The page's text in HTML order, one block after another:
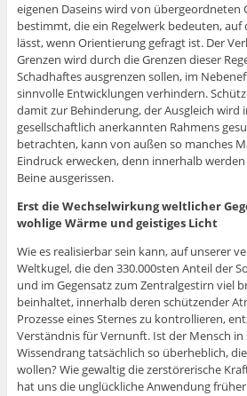
eigenen Daseins wird von übergeordneten
bestimmt, die ein Regelwerk bedeuten, auf
lässt, wenn Orientierung gefragt ist. Der
Grenzen wird durch die Grenzen dieser
Schadhaftes ausgrenzen sollen, im
sinnvolle Entwicklungen verhindern.
damit zur Behinderung, der Ausgleich wird
gesellschaftlich anerkannten Rahmens
betrachten, kann von außen so manches
Eindruck erwecken, denn innerhalb
Beine ausgerissen.
Erst die Wechselwirkung weltlicher
wohlige Wärme und geistiges Licht
Wie es realisierbar sein kann, auf unserer
Weltkugel, die den 330.000sten Anteil der
und im Gegensatz zum Zentralgestirn viel
beinhaltet, innerhalb deren schützender
Prozesse eines Sternes zu kontrollieren,
Verständnis für Vernunft. Ist der Mensch in
Wissendrang tatsächlich so überheblich,
wollen? Wie gewaltig die zerstörerische
hat uns die unglückliche Anwendung